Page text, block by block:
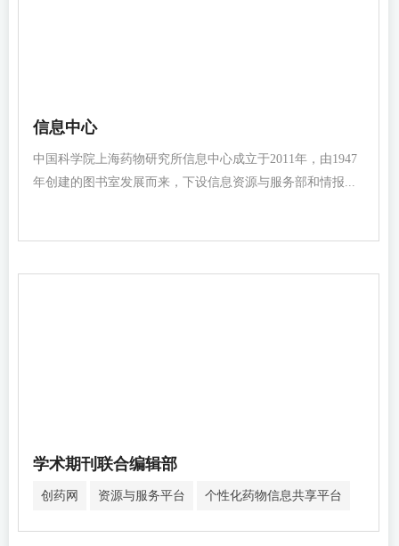
信息中心
中国科学院上海药物研究所信息中心成立于2011年，由1947
年创建的图书室发展而来，下设信息资源与服务部和情报...
学术期刊联合编辑部
创药网 资源与服务平台 个性化药物信息共享平台